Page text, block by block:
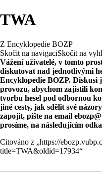
TWA
Z Encyklopedie BOZP
Skočit na navigaciSkočit na
Vážení uživatelé, v tomto
diskutovat nad jednotlivými
Encyklopedie BOZP. Diskusi
provozu, abychom zajistili
tvorbu hesel pod odbornou
jiné cesty, jak sdělit své
zapojit, pište na email
prosíme, na následujícím
Citováno z „https://
title=TWA&oldid=17934“